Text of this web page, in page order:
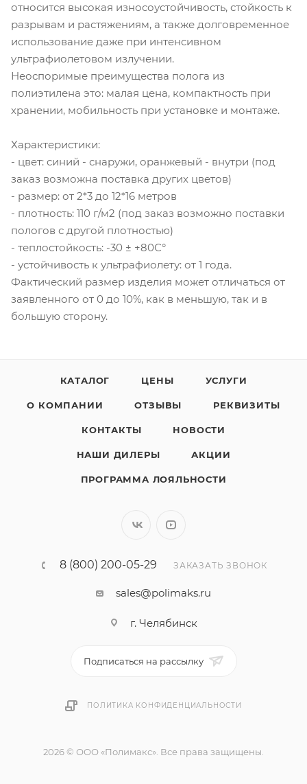
относится высокая износоустойчивость, стойкость к
разрывам и растяжениям, а также долговременное
использование даже при интенсивном
ультрафиолетовом излучении.
Неоспоримые преимущества полога из
полиэтилена это: малая цена, компактность при
хранении, мобильность при установке и монтаже.
Характеристики:
- цвет: синий - снаружи, оранжевый - внутри (под
заказ возможна поставка других цветов)
- размер: от 2*3 до 12*16 метров
- плотность: 110 г/м2 (под заказ возможно поставки
пологов с другой плотностью)
- теплостойкость: -30 ± +80С°
- устойчивость к ультрафиолету: от 1 года.
Фактический размер изделия может отличаться от
заявленного от 0 до 10%, как в меньшую, так и в
большую сторону.
КАТАЛОГ ЦЕНЫ УСЛУГИ
О КОМПАНИИ ОТЗЫВЫ РЕКВИЗИТЫ
КОНТАКТЫ НОВОСТИ
НАШИ ДИЛЕРЫ АКЦИИ
ПРОГРАММА ЛОЯЛЬНОСТИ
8 (800) 200-05-29 ЗАКАЗАТЬ ЗВОНОК
sales@polimaks.ru
г. Челябинск
Подписаться на рассылку
ПОЛИТИКА КОНФИДЕНЦИАЛЬНОСТИ
2026 © ООО «Полимакс». Все права защищены.